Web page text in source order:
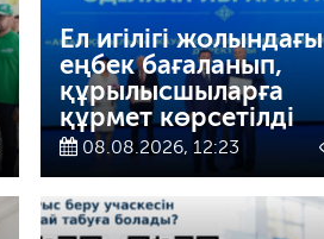
Ел игілігі жолындағы
еңбек бағаланып,
құрылысшыларға
құрмет көрсетілді
08.08.2026, 12:23